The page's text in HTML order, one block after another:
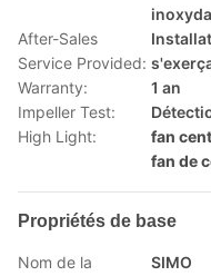
After-Sales
Service Provided:
Warranty:
1 an
Impeller Test:
High Light:
fan
fan de
Propriétés de base
Nom de la
SIMO